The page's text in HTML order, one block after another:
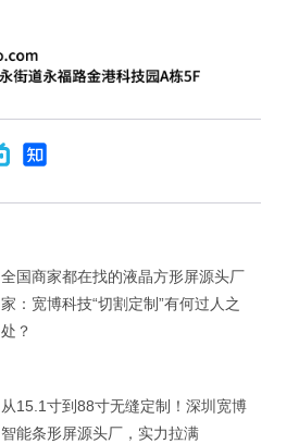
全国商家都在找的液晶方形屏源头厂
家：宽博科技“切割定制”有何过人之
处？
从15.1寸到88寸无缝定制！深圳宽博
智能条形屏源头厂，实力拉满